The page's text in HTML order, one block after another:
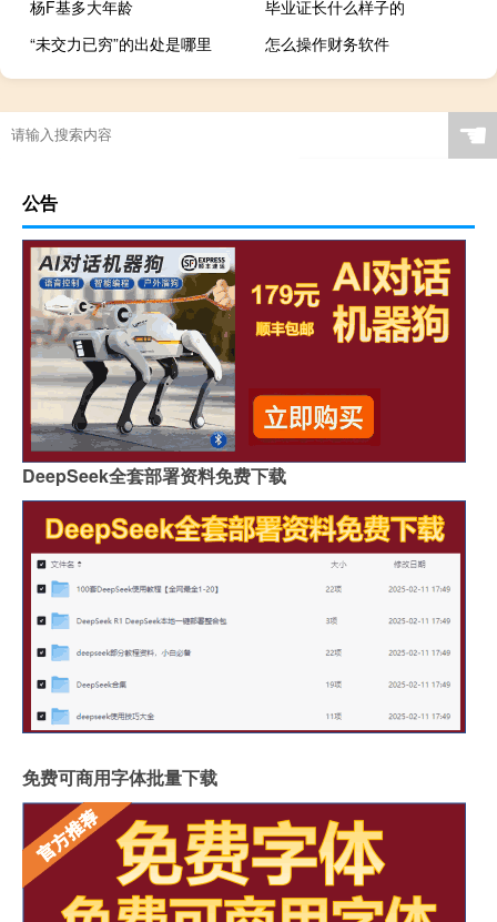
杨F基多大年龄
毕业证长什么样子的
“未交力已穷”的出处是哪里
怎么操作财务软件
☚
公告
DeepSeek全套部署资料免费下载
免费可商用字体批量下载